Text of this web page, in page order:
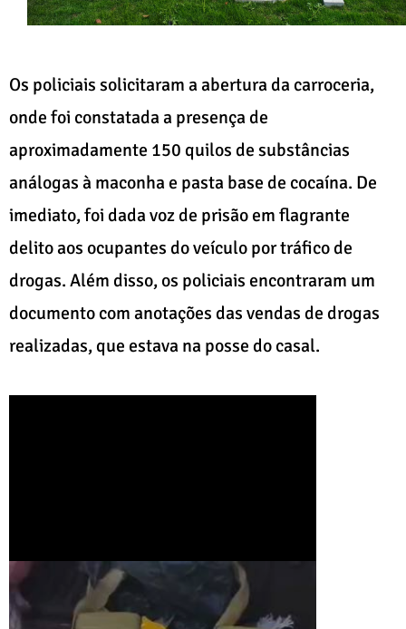
Os policiais solicitaram a abertura da carroceria,
onde foi constatada a presença de
aproximadamente 150 quilos de substâncias
análogas à maconha e pasta base de cocaína. De
imediato, foi dada voz de prisão em flagrante
delito aos ocupantes do veículo por tráfico de
drogas. Além disso, os policiais encontraram um
documento com anotações das vendas de drogas
realizadas, que estava na posse do casal.